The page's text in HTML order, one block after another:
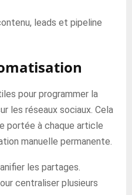
leads et pipeline
pour programmer la
les réseaux sociaux. Cela
portée à chaque article
manuelle permanente.
les partages.
centraliser plusieurs